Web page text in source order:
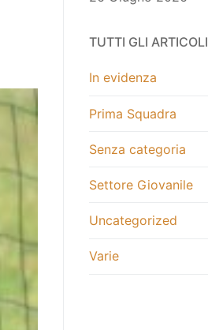
TUTTI GLI ARTICOLI
In evidenza
Prima Squadra
Senza categoria
Settore Giovanile
Uncategorized
Varie